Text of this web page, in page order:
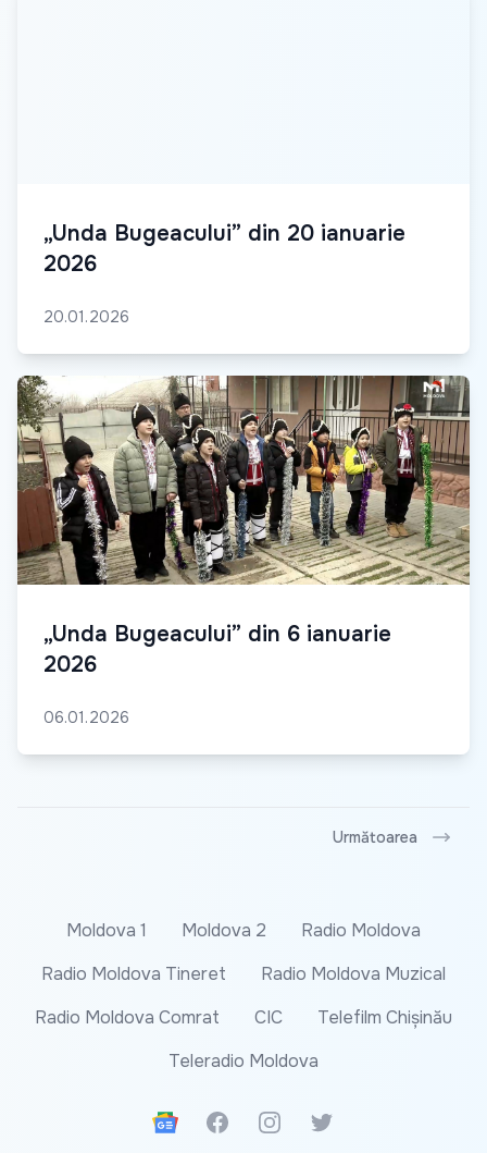
„Unda Bugeacului” din 20 ianuarie
2026
20.01.2026
„Unda Bugeacului” din 6 ianuarie
2026
06.01.2026
Următoarea
Moldova 1 Moldova 2
Radio Moldova
Radio Moldova Tineret
Radio Moldova Muzical
Radio Moldova Comrat
CIC
Telefilm Chișinău
Teleradio Moldova
Google News
FacebookInstagramTwitter